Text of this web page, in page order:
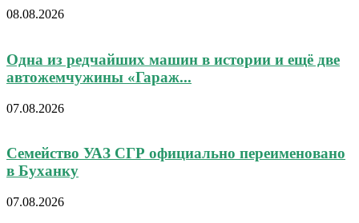
08.08.2026
Одна из редчайших машин в истории и ещё две
автожемчужины «Гараж...
07.08.2026
Семейство УАЗ СГР официально переименовано
в Буханку
07.08.2026